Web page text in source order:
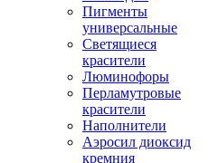
Пигменты
универсальные
Светящиеся
красители
Люминофоры
Перламутровые
красители
Наполнители
Аэросил диоксид
кремния